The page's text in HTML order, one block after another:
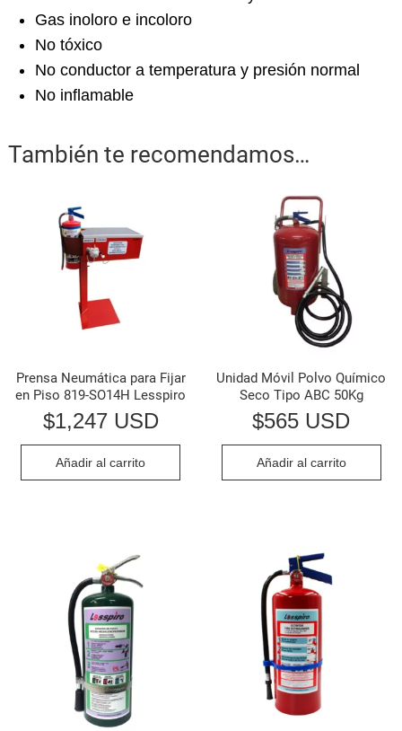
Gas inoloro e incoloro
No tóxico
No conductor a temperatura y presión normal
No inflamable
También te recomendamos…
Prensa Neumática para Fijar
en Piso 819-SO14H Lesspiro
$1,247 USD
Añadir al carrito
Unidad Móvil Polvo Químico
Seco Tipo ABC 50Kg
$565 USD
Añadir al carrito